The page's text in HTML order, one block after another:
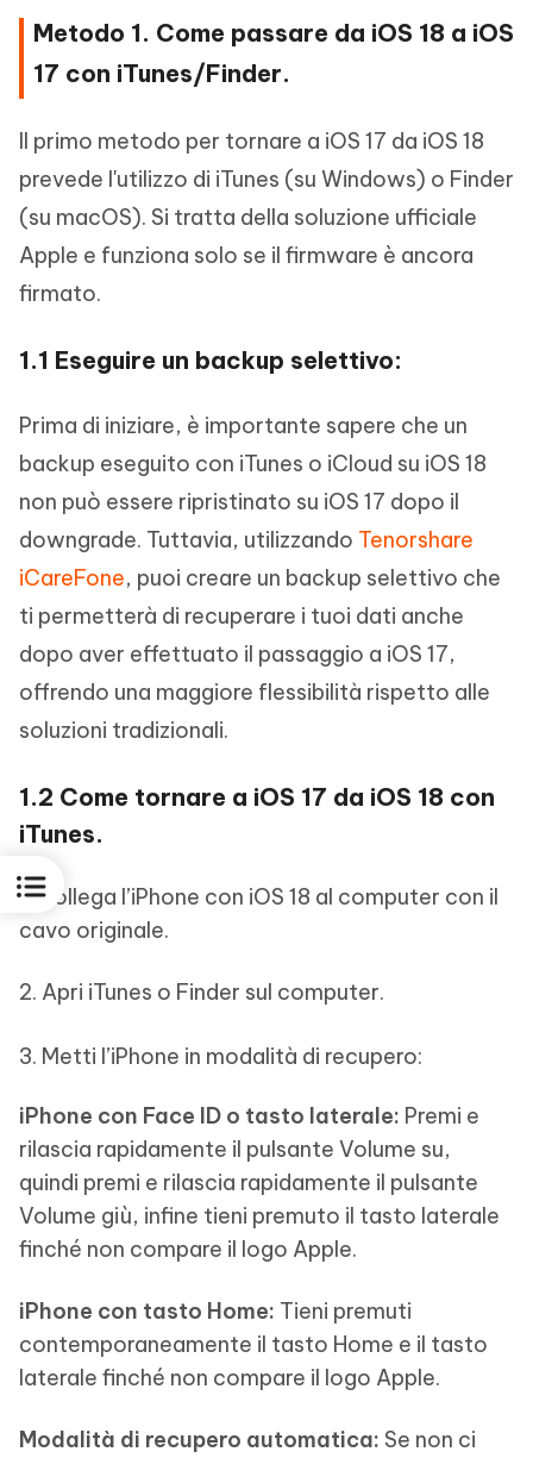
Metodo 1. Come passare da iOS 18 a iOS
17 con iTunes/Finder.
Il primo metodo per tornare a iOS 17 da iOS 18
prevede l'utilizzo di iTunes (su Windows) o Finder
(su macOS). Si tratta della soluzione ufficiale
Apple e funziona solo se il firmware è ancora
firmato.
1.1 Eseguire un backup selettivo:
Prima di iniziare, è importante sapere che un
backup eseguito con iTunes o iCloud su iOS 18
non può essere ripristinato su iOS 17 dopo il
downgrade. Tuttavia, utilizzando Tenorshare
iCareFone, puoi creare un backup selettivo che
ti permetterà di recuperare i tuoi dati anche
dopo aver effettuato il passaggio a iOS 17,
offrendo una maggiore flessibilità rispetto alle
soluzioni tradizionali.
1.2 Come tornare a iOS 17 da iOS 18 con
iTunes.
1. Collega l’iPhone con iOS 18 al computer con il
cavo originale.
2. Apri iTunes o Finder sul computer.
3. Metti l’iPhone in modalità di recupero:
iPhone con Face ID o tasto laterale: Premi e
rilascia rapidamente il pulsante Volume su,
quindi premi e rilascia rapidamente il pulsante
Volume giù, infine tieni premuto il tasto laterale
finché non compare il logo Apple.
iPhone con tasto Home: Tieni premuti
contemporaneamente il tasto Home e il tasto
laterale finché non compare il logo Apple.
Modalità di recupero automatica: Se non ci